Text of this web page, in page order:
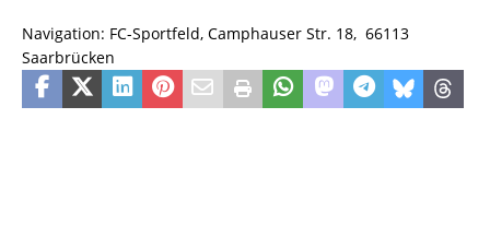
Navigation: FC-Sportfeld, Camphauser Str. 18, 66113
Saarbrücken